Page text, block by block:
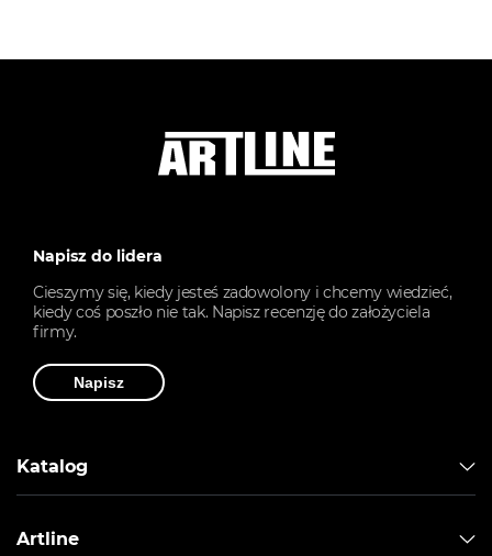
Napisz do lidera
Cieszymy się, kiedy jesteś zadowolony i chcemy wiedzieć,
kiedy coś poszło nie tak. Napisz recenzję do założyciela
firmy.
Napisz
Katalog
Artline